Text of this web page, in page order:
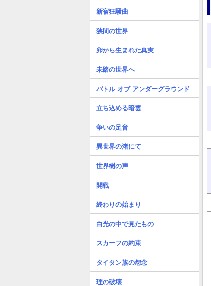
新宿狂騒曲
狭間の世界
卵から生まれた真実
未踏の世界へ
バトル オブ アンダーグラウンド
立ち込める暗雲
争いの足音
異世界の渚にて
世界樹の声
開戦
終わりの始まり
白光の中で見たもの
スカーフの約束
タイタン族の怨念
理の破壊